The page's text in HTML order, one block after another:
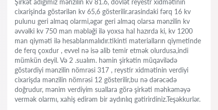
Şirkət adigimiz mənzilin kv 81.6, dövlət reyestr xidmətinin
cixarişinda göstərilən kv 65,6 gösterilir.arasindaki fərq 16 kv
pulunu geri almaq olarmi,əgər geri almaq olarsa mənzilin kv
əvvəlki kv 750 man məbləği ilə yoxsa hal hazırda ki, kv 1200
man qiyməti ilə hesablanmalıdır.tikinti materialların qiymetinde
de ferq çoxdur , evvel nə isə alib temir etmək olurdusa,indi
mümkün deyil. Və 2 .sualım. həmin şirkətin müqavilədə
göstərdiyi mənzilin nömrəsi 317 , reystir xidmətinin verdiyi
cixarişda mənzilin nömrəsi 12 gösterilir,bu nə dərəcədə
doğrudur, mənim verdiyim suallara görə şirkəti məhkəməyə
vermək olarmı, xahiş edirəm bir aydınlıq gətirirdiniz.Teşəkkurlər.